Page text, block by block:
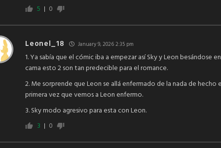
5
0
Leonel_18 January 9, 2026 2:35 pm
1. Ya sabía que el cómic iba a empezar así Sky y Leon besándose
cama esto 2 son tan predecible para el romance.
2. Me sorprende que Leon se allá enfermado de la nada de hecho
primera vez que vemos a Leon enfermo.
3. Sky modo agresivo para esta con Leon.
3
0